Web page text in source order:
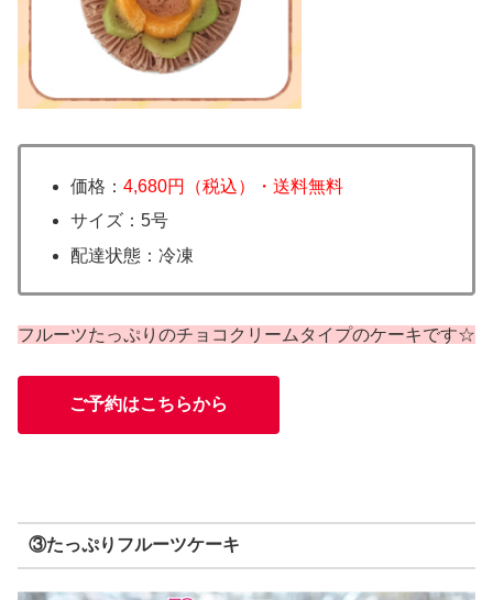
価格：4,680円（税込）・送料無料
サイズ：5号
配達状態：冷凍
フルーツたっぷりのチョコクリームタイプのケーキです☆
ご予約はこちらから
③たっぷりフルーツケーキ